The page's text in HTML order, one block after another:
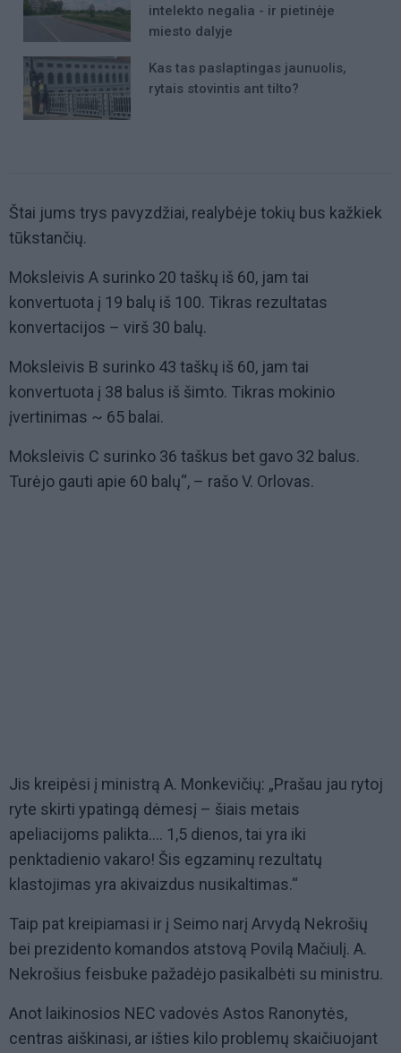
intelekto negalia - ir pietinėje
miesto dalyje
Kas tas paslaptingas jaunuolis,
rytais stovintis ant tilto?
Štai jums trys pavyzdžiai, realybėje tokių bus kažkiek
tūkstančių.
Moksleivis A surinko 20 taškų iš 60, jam tai
konvertuota į 19 balų iš 100. Tikras rezultatas
konvertacijos – virš 30 balų.
Moksleivis B surinko 43 taškų iš 60, jam tai
konvertuota į 38 balus iš šimto. Tikras mokinio
įvertinimas ~ 65 balai.
Moksleivis C surinko 36 taškus bet gavo 32 balus.
Turėjo gauti apie 60 balų“, – rašo V. Orlovas.
Jis kreipėsi į ministrą A. Monkevičių: „Prašau jau rytoj
ryte skirti ypatingą dėmesį – šiais metais
apeliacijoms palikta.... 1,5 dienos, tai yra iki
penktadienio vakaro! Šis egzaminų rezultatų
klastojimas yra akivaizdus nusikaltimas.“
Taip pat kreipiamasi ir į Seimo narį Arvydą Nekrošių
bei prezidento komandos atstovą Povilą Mačiulį. A.
Nekrošius feisbuke pažadėjo pasikalbėti su ministru.
Anot laikinosios NEC vadovės Astos Ranonytės,
centras aiškinasi, ar išties kilo problemų skaičiuojant